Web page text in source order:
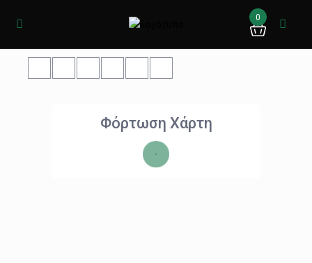
0
Φόρτωση Χάρτη